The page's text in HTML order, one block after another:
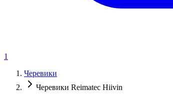
1
Черевики
Черевики Reimatec Hiivin